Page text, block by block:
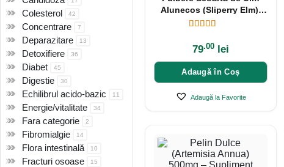
Colesterol 42
Concentrare 7
Deparazitare 13
Detoxifiere 36
Diabet 45
Digestie 30
Echilibrul acido-bazic 11
Energie/vitalitate 34
Fara categorie 2
Fibromialgie 14
Flora intestinală 10
Fracturi osoase 15
Alunecos (Sliperry Elm),
200 g
79.00 lei
Adaugă în Coș
Adaugă la Favorite